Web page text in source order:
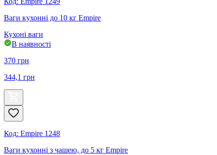
Ваги кухонні до 10 кг Empire
Кухоні ваги
В наявності
370 грн
344,1 грн
Код: Empire 1248
Ваги кухонні з чашею, до 5 кг Empire